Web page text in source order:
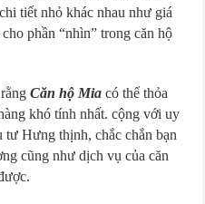
tiết nhỏ khác nhau như giá
phần “nhìn” trong căn hộ
rằngCăn hộ Mia có thể thỏa
khó tính nhất. cộng với uy
tư Hưng thịnh, chắc chắn bạn
cũng như dịch vụ của căn